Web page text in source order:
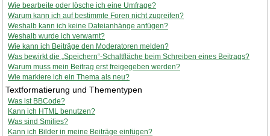
Wie bearbeite oder lösche ich eine Umfrage?
Warum kann ich auf bestimmte Foren nicht zugreifen?
Weshalb kann ich keine Dateianhänge anfügen?
Weshalb wurde ich verwarnt?
Wie kann ich Beiträge den Moderatoren melden?
Was bewirkt die „Speichern“-Schaltfläche beim Schreiben eines Beitrags?
Warum muss mein Beitrag erst freigegeben werden?
Wie markiere ich ein Thema als neu?
Textformatierung und Thementypen
Was ist BBCode?
Kann ich HTML benutzen?
Was sind Smilies?
Kann ich Bilder in meine Beiträge einfügen?